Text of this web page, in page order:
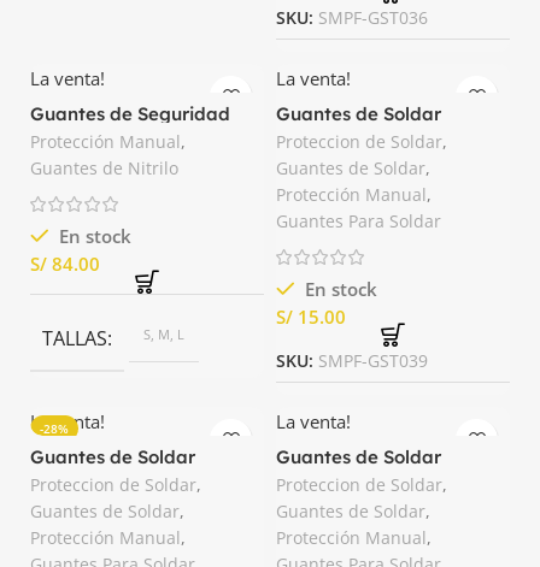
SKU: SMPF-GST036
La venta!
Guantes de Seguridad
Nitron Tanque
Protección Manual,
Guantes de Nitrilo
En stock
S/
TALLAS S, M, L
La venta!
Guantes de Soldar
Económico Tanque
Proteccion de Soldar,
Guantes de Soldar,
Protección Manual,
Guantes Para Soldar
En stock
S/
SKU: SMPF-GST039
-28%
La venta!
Guantes de Soldar
Tanque Hilo Kevlar
Proteccion de Soldar,
Guantes de Soldar,
Protección Manual,
La venta!
Guantes de Soldar
Tanque Premium
Proteccion de Soldar,
Guantes de Soldar,
Protección Manual,